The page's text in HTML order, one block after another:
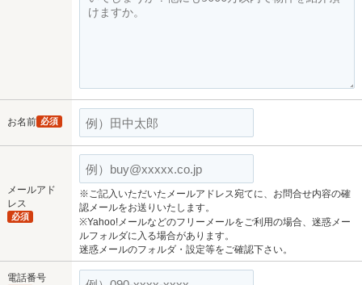
お名前 必須
メールアド
レス
必須
※ご記入いただいたメールアドレス宛てに、お問合せ内容の確
認メールをお送りいたします。
※Yahoo!メールなどのフリーメールをご利用の場合、迷惑メー
ルフォルダに入る場合があります。
迷惑メールのフォルダ・設定等をご確認下さい。
電話番号